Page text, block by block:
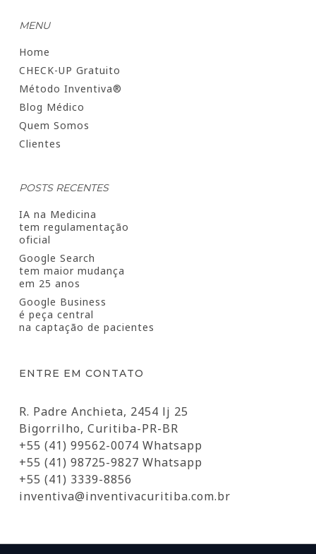
MENU
Home
CHECK-UP Gratuito
Método Inventiva®
Blog Médico
Quem Somos
Clientes
POSTS RECENTES
IA na Medicina
tem regulamentação
oficial
Google Search
tem maior mudança
em 25 anos
Google Business
é peça central
na captação de pacientes
ENTRE EM CONTATO
R. Padre Anchieta, 2454 lj 25
Bigorrilho, Curitiba-PR-BR
+55 (41) 99562-0074 Whatsapp
+55 (41) 98725-9827 Whatsapp
+55 (41) 3339-8856
inventiva@inventivacuritiba.com.br